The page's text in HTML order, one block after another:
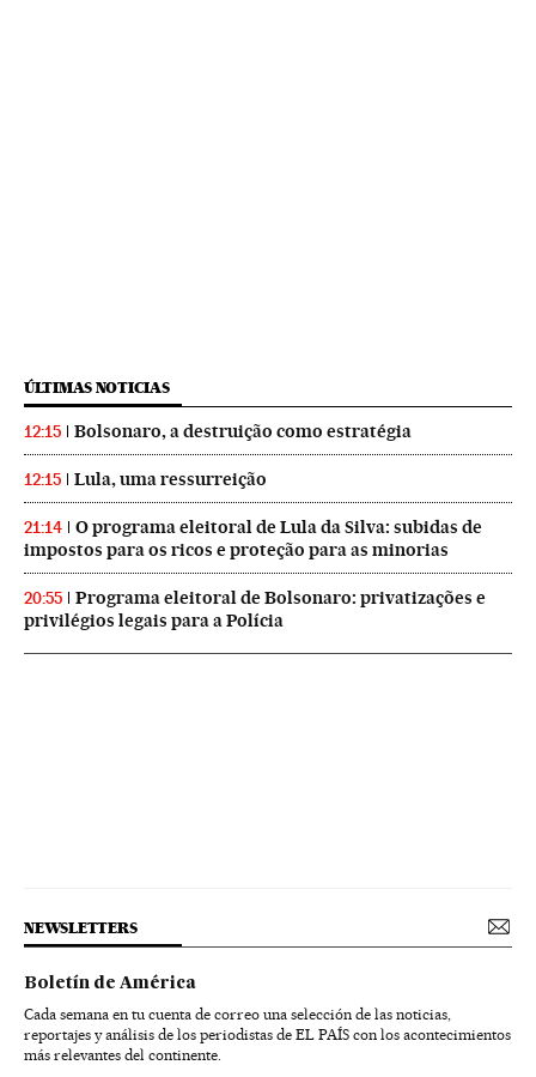
ÚLTIMAS NOTICIAS
12:15 Bolsonaro, a destruição como estratégia
12:15 Lula, uma ressurreição
21:14
O programa eleitoral de Lula da Silva: subidas de
impostos para os ricos e proteção para as minorias
20:55
Programa eleitoral de Bolsonaro: privatizações e
privilégios legais para a Polícia
NEWSLETTERS
Boletín de América
Cada semana en tu cuenta de correo una selección de las noticias,
reportajes y análisis de los periodistas de EL PAÍS con los acontecimientos
más relevantes del continente.